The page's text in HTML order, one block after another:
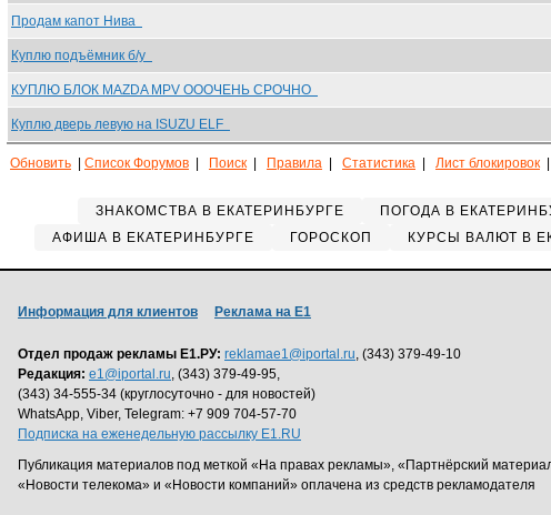
Продам капот Нива
Куплю подъёмник б/у
КУПЛЮ БЛОК MAZDA MPV ОООЧЕНЬ СРОЧНО
Куплю дверь левую на ISUZU ELF
Обновить Список Форумов Поиск Правила Статистика Лист блокировок
ЗНАКОМСТВА В ЕКАТЕРИНБУРГЕ ПОГОДА В
АФИША В ЕКАТЕРИНБУРГЕ
ГОРОСКОП КУРСЫ ВАЛЮТ В
Информация для клиентов Реклама на Е1
Отдел продаж рекламы Е1.РУ: reklamae1@iportal.ru, (343) 379-49-10
Редакция: e1@iportal.ru, (343) 379-49-95,
(343) 34-555-34 (круглосуточно - для новостей)
WhatsApp, Viber, Telegram: +7 909 704-57-70
Подписка на еженедельную рассылку E1.RU
Публикация материалов под меткой «На правах рекламы», «Партнёрский
«Новости телекома» и «Новости компаний» оплачена из средств рекламодателя